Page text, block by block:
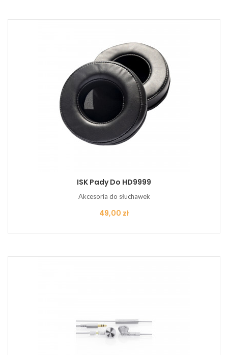
ISK Pady Do HD9999
Akcesoria do słuchawek
Cena
49,00 zł